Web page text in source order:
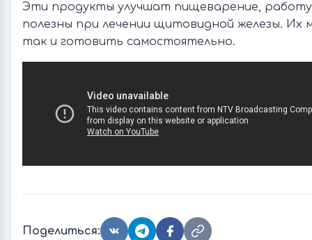
Эти продукты улучшат пищеварение,
полезны при лечении щитовидной железы. Их
так и готовить самостоятельно.
Поделиться: